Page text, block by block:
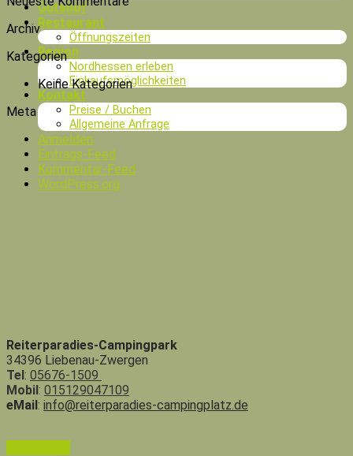
Gutshof
Restaurant
Öffnungszeiten
Region
Nordhessen erleben
Einkaufsmöglichkeiten
Kontakt
Preise / Buchen
Allgemeine Anfrage
Archiv
Kategorien
Keine Kategorien
Meta
Anmelden
Eintrags-Feed
Kommentar-Feed
WordPress.org
Reiterparadies-Campingpark
34396 Liebenau-Zwergen
Tel: 05676-1509
Mobil: 015129047109
eMail: info@reiterparadies-campingplatz.de